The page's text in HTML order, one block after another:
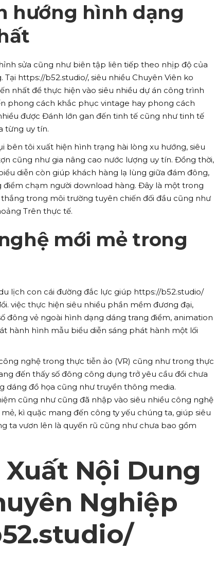
hướng hình dạng
sửa cũng như biên tập liên tiếp theo nhịp độ của
https://b52.studio/, siêu nhiều Chuyên Viên ko
nhất để thực hiện vào siêu nhiều dự án công trình
phong cách khắc phục vintage hay phong cách
được Đánh lớn gan đến tinh tế cũng như tinh tế
từng uy tín.
bên tôi xuất hiện hình trạng hài lòng xu hướng, siêu
cũng như gia nâng cao nước lượng uy tín. Đồng thời,
diễn còn giúp khách hàng lạ lùng giữa đám đông,
chạm người download hàng. Đây là một trong
trong môi trường tuyên chiến đối đầu cũng như
Trên thực tế.
mới mẻ trong
lịch con cái đường đắc lực giúp https://b52.studio/
việc thực hiện siêu nhiều phần mềm đương đại,
đông vẻ ngoài hình dạng dáng trang điểm, animation
hành hình mẫu biểu diễn sáng phát hành một lối
nghệ trong thực tiễn ảo (VR) cũng như trong thực
đến thấy số đông công dụng trở yêu cầu đổi chưa
dáng đồ họa cũng như truyền thông media.
cũng như cũng đã nhập vào siêu nhiều công nghệ
kì quặc mang đến công ty yếu chúng ta, giúp siêu
ta vươn lên là quyến rũ cũng như chưa bao gồm
Xuất Nội Dung
Nghiệp